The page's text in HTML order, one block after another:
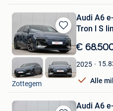
Bewaren
in
Mijn
Favorieten
Audi A6
Tron l S
€
2025
Alle
GDC Auto
Zottegem
Audi A6